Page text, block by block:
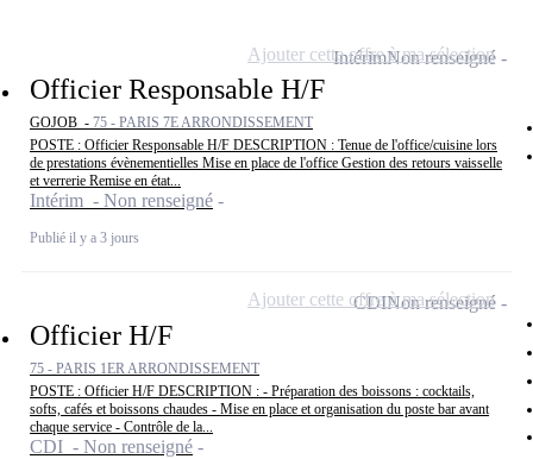
Officier Responsable H/F
GOJOB - 75 - PARIS 7E ARRONDISSEMENT
POSTE : Officier Responsable H/F DESCRIPTION : Tenue de l'office/cuisine lors
de prestations évènementielles Mise en place de l'office Gestion des retours vaisselle
et verrerie Remise en état...
Intérim - Non renseigné
Publié il y a 3 jours
IntérimNon renseigné
Ajouter cette offre à ma sélection
Officier H/F
75 - PARIS 1ER ARRONDISSEMENT
POSTE : Officier H/F DESCRIPTION : - Préparation des boissons : cocktails,
softs, cafés et boissons chaudes - Mise en place et organisation du poste bar avant
chaque service - Contrôle de la...
CDI - Non renseigné
CDINon renseigné
Ajouter cette offre à ma sélection